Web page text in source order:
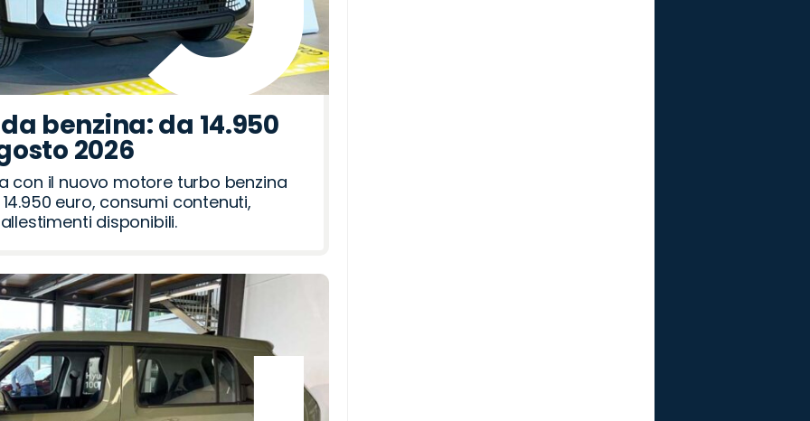
benzina: da 14.950
2026
con il nuovo motore turbo benzina
euro, consumi contenuti,
disponibili.